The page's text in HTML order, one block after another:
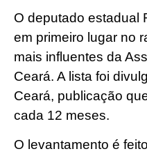
O deputado estadual
em primeiro lugar no
mais influentes da
Ceará. A lista foi
Ceará, publicação
cada 12 meses.
O levantamento é